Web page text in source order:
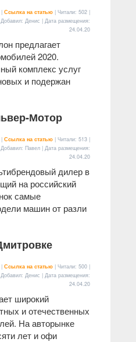
| Ссылка на статью | Читали: 502 |
Денис | Дата размещения:
24.04.20
предлагает
2020.
комплекс услуг
и подержан
Мотор
| Ссылка на статью | Читали: 513 |
Павел | Дата размещения:
24.04.20
дилер в
на российский
самые
машин от разли
| Ссылка на статью | Читали: 500 |
Денис | Дата размещения:
24.04.20
широкий
и отечественных
На авторынке
лет и офи